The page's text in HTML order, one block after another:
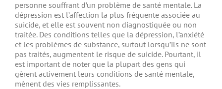
personne souffrant d’un problème de santé mentale. La
dépression est l’affection la plus fréquente associée au
suicide, et elle est souvent non diagnostiquée ou non
traitée. Des conditions telles que la dépression, l’anxiété
et les problèmes de substance, surtout lorsqu’ils ne sont
pas traités, augmentent le risque de suicide. Pourtant, il
est important de noter que la plupart des gens qui
gèrent activement leurs conditions de santé mentale,
mènent des vies remplissantes.